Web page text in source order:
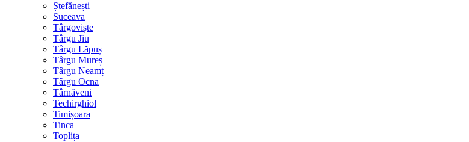
Ștefănești
Suceava
Târgoviște
Târgu Jiu
Târgu Lăpuș
Târgu Mureș
Târgu Neamț
Târgu Ocna
Târnăveni
Techirghiol
Timișoara
Tinca
Toplița